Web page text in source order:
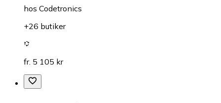
hos Codetronics
+26 butiker
fr. 5 105 kr